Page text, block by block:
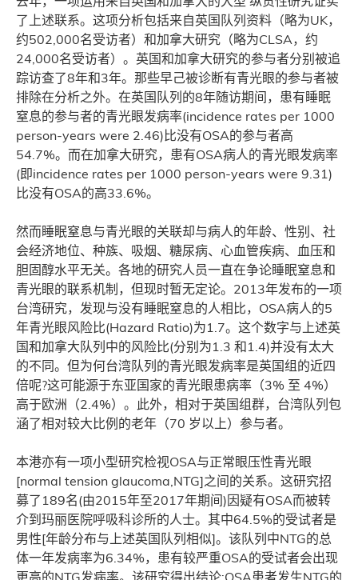
了上述联系。这项分析包括来自英国队列资料（略为UK，
约502,000名受访者）和加拿大研究（略为CLSA，约
24,000名受访者）。英国和加拿大研究的参与者分别被追
踪访查了8年和3年。那些早己被诊断有青光眼的参与者被
排除在分析之外。在英国队列的8年随访期间，患有睡眠
窒息的参与者的青光眼发病率(incidence rates per 1000
person-years were 2.46)比没有OSA的参与者高
54.7%。而在加拿大研究，患有OSA病人的青光眼发病率
(即incidence rates per 1000 person-years were 9.31)
比没有OSA的高33.6%。
然而睡眠窒息与青光眼的关联却与病人的年龄、性别、社
会经济地位、种族、吸烟、糖尿病、心血管疾病、血压和
胆固醇水平无关。各地的研究人员一直在争论睡眠窒息和
青光眼的联系机制，但现时暂无定论。2013年发布的一项
台湾研究，发现与没有睡眠窒息的人相比，OSA病人的5
年青光眼风险比(Hazard Ratio)为1.7。这个数字与上述英
国和加拿大队列中的风险比(分别为1.3 和1.4)并没有太大
的不同。但为何台湾队列的青光眼发病率是英国组的近四
倍呢?这可能源于东亚国家的青光眼患病率（3% 至 4%）
高于欧洲（2.4%）。此外，相对于英国组群，台湾队列包
涵了相对较大比例的老年（70 岁以上）参与者。
本港亦有一项小型研究检视OSA与正常眼压性青光眼
[normal tension glaucoma,NTG]之间的关系。这研究招
募了189名(由2015年至2017年期间)因疑有OSA而被转
介到玛丽医院呼吸科诊所的人士。其中64.5%的受试者是
男性[年龄分布与上述英国队列相似]。该队列中NTG的总
体一年发病率为6.34%，患有较严重OSA的受试者会出现